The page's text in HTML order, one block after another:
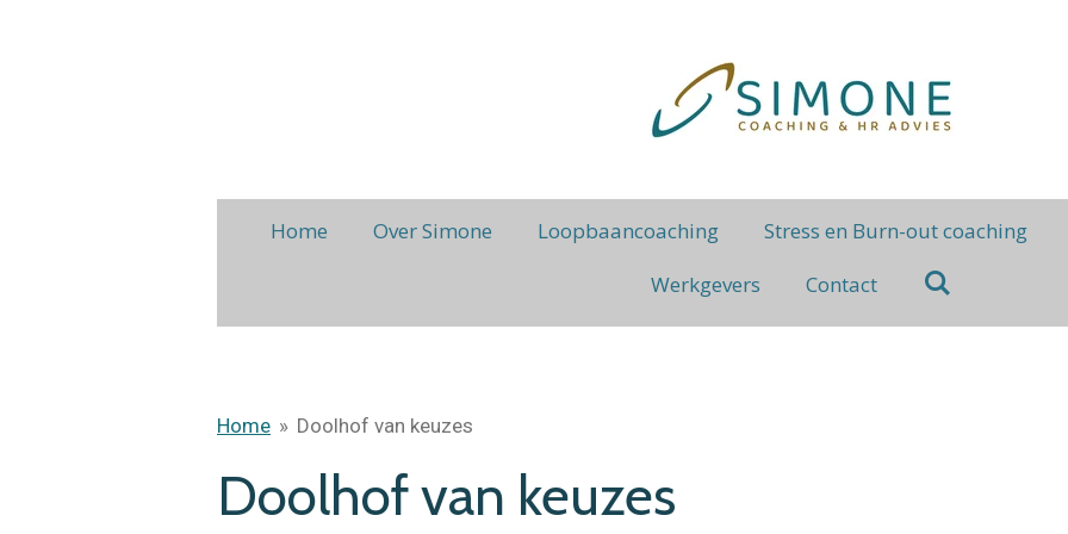
Home Over Simone Loopbaancoaching Stress en Burn-out coaching
Werkgevers
Contact
Home » Doolhof van keuzes
Doolhof van keuzes